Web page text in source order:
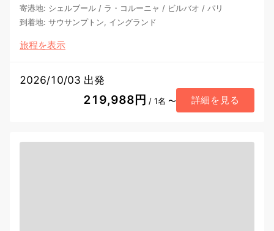
寄港地: シェルブール / ラ・コルーニャ / ビルバオ / パリ
到着地: サウサンプトン, イングランド
旅程を表示
2026/10/03 出発
219,988円 / 1名 〜 詳細を見る